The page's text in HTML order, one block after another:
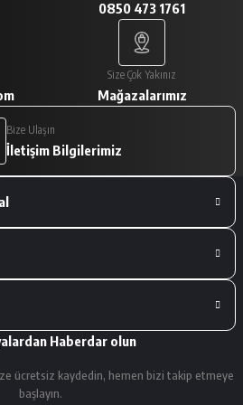
0850 473 1761
Size Çok Yakınız
Mağazalarımız
Bize Ulaşın
İletişim Bilgilerimiz
Haberdar olun
ücretsiz kaydedin, hemen bizi takip etmeye
başlayın.